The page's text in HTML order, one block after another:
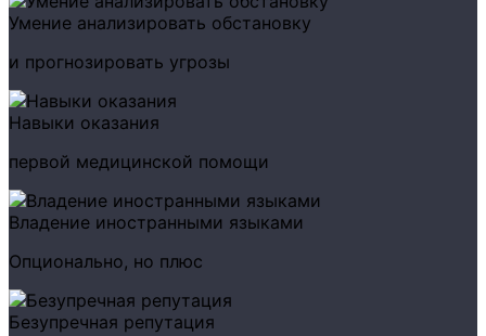
Умение анализировать обстановку
и прогнозировать угрозы
Навыки оказания
первой медицинской помощи
Владение иностранными языками
Опционально, но плюс
Безупречная репутация